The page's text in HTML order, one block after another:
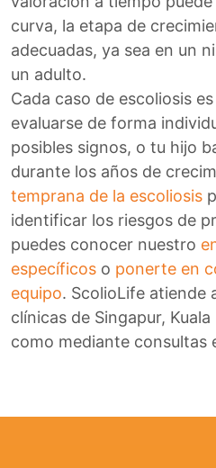
curva, la etapa de
adecuadas, ya sea en un
un adulto.
Cada caso de escoliosis
evaluarse de forma
posibles signos, o tu hijo
durante los años de
temprana de la escoliosis
identificar los riesgos de
puedes conocer nuestro
específicos o ponerte en
equipo. ScolioLife atiende
clínicas de Singapur,
como mediante consultas